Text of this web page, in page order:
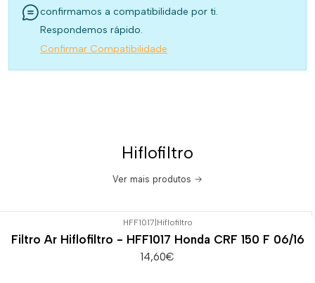
confirmamos a compatibilidade por ti.
Respondemos rápido.
Confirmar Compatibilidade
Hiflofiltro
Ver mais produtos
HFF1017 Hiflofiltro
Filtro Ar Hiflofiltro - HFF1017 Honda CRF 150 F 06/16
14,60€